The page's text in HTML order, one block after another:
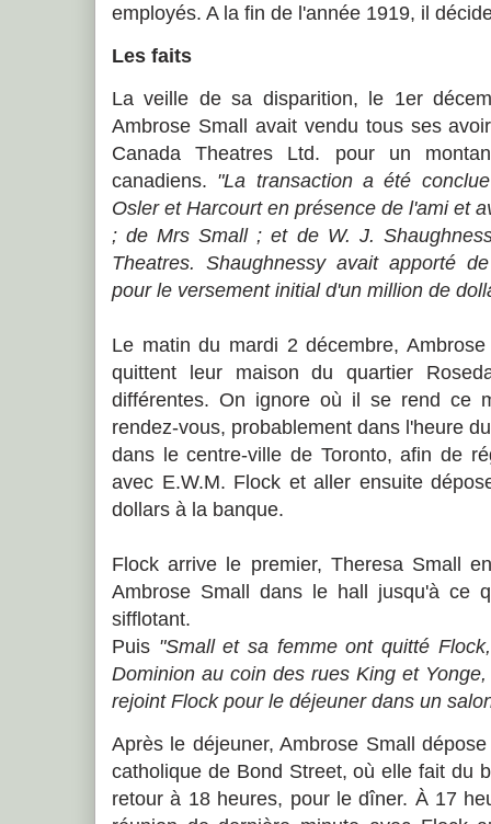
employés. A la fin de l'année 1919, il
Les faits
La veille de sa disparition, le 1er
Ambrose Small avait vendu tous ses
Canada Theatres Ltd. pour un
canadiens. "La transaction a été
Osler et Harcourt en présence de l'ami et
; de Mrs Small ; et de W. J.
Theatres. Shaughnessy avait apporté
pour le versement initial d'un million de
Le matin du mardi 2 décembre,
quittent leur maison du quartier
différentes. On ignore où il se rend ce
rendez-vous, probablement dans l'heure
dans le centre-ville de Toronto, afin de
avec E.W.M. Flock et aller ensuite
dollars à la banque.
Flock arrive le premier, Theresa Small
Ambrose Small dans le hall jusqu'à ce
sifflotant.
Puis "Small et sa femme ont quitté
Dominion au coin des rues King et
rejoint Flock pour le déjeuner dans un
Après le déjeuner, Ambrose Small
catholique de Bond Street, où elle fait du
retour à 18 heures, pour le dîner. À 17